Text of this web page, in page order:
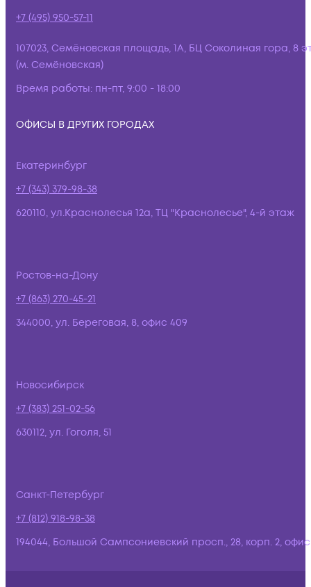
+7 (495) 950-57-11
107023, Семёновская площадь, 1А, БЦ Соколиная гора, 8
(м. Семёновская)
Время работы: пн-пт, 9:00 - 18:00
ОФИСЫ В ДРУГИХ ГОРОДАХ
Екатеринбург
+7 (343) 379-98-38
620110, ул.Краснолесья 12а, ТЦ "Краснолесье", 4-й этаж
Ростов-на-Дону
+7 (863) 270-45-21
344000, ул. Береговая, 8, офис 409
Новосибирск
+7 (383) 251-02-56
630112, ул. Гоголя, 51
Санкт-Петербург
+7 (812) 918-98-38
194044, Большой Сампсониевский просп., 28, корп. 2,